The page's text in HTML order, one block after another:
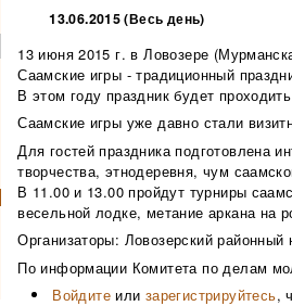
13.06.2015 (Весь день)
13 июня 2015 г. в Ловозере
Саамские игры - традиционный
В этом году праздник будет
Саамские игры уже давно стали
Для гостей праздника подготовлена
творчества, этнодеревня, чум
В 11.00 и 13.00 пройдут турниры
весельной лодке, метание аркана на
Организаторы: Ловозерский
По информации Комитета по делам
Войдитеили зарегистрируйтесь,